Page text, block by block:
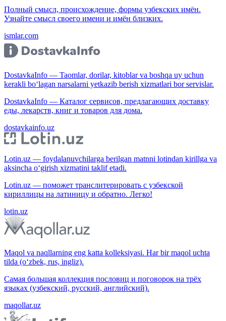
Полный смысл, происхождение, формы узбекских имён.
Узнайте смысл своего имени и имён близких.
ismlar.com
DostavkaInfo — Taomlar, dorilar, kitoblar va boshqa uy uchun
kerakli bo‘lagan narsalarni yetkazib berish xizmatlari bor servislar.
DostavkaInfo — Каталог сервисов, предлагающих доставку
еды, лекарств, книг и товаров для дома.
dostavkainfo.uz
Lotin.uz — foydalanuvchilarga berilgan matnni lotindan kirillga va
aksincha o‘girish xizmatini taklif etadi.
Lotin.uz — поможет транслитерировать с узбекской
кириллицы на латиницу и обратно. Легко!
lotin.uz
Maqol va naqllarning eng katta kolleksiyasi. Har bir maqol uchta
tilda (o‘zbek, rus, ingliz).
Самая большая коллекция пословиц и поговорок на трёх
языках (узбекский, русский, английский).
maqollar.uz